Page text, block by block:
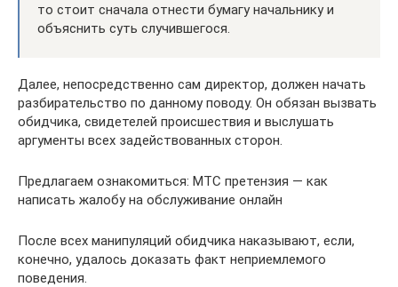
то стоит сначала отнести бумагу начальнику и
объяснить суть случившегося.
Далее, непосредственно сам директор, должен начать
разбирательство по данному поводу. Он обязан вызвать
обидчика, свидетелей происшествия и выслушать
аргументы всех задействованных сторон.
Предлагаем ознакомиться: МТС претензия — как
написать жалобу на обслуживание онлайн
После всех манипуляций обидчика наказывают, если,
конечно, удалось доказать факт неприемлемого
поведения.